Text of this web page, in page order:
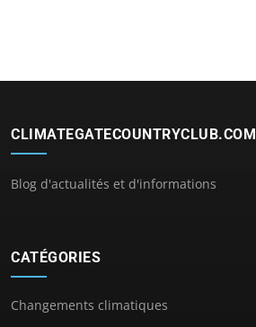
CLIMATEGATECOUNTRYCLUB.COM
Blog d'actualités et d'informations
CATÉGORIES
Changements climatiques